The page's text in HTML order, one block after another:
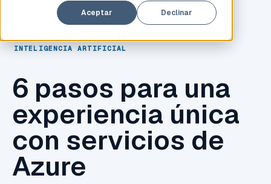
Aceptar
Declinar
BUSINESS INTELLIGENCE
INTELIGENCIA ARTIFICIAL
6 pasos para una
experiencia única
con servicios de
Azure